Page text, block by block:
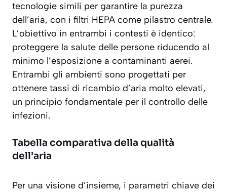
tecnologie simili per garantire la purezza
dell’aria, con i filtri HEPA come pilastro centrale.
L’obiettivo in entrambi i contesti è identico:
proteggere la salute delle persone riducendo al
minimo l’esposizione a contaminanti aerei.
Entrambi gli ambienti sono progettati per
ottenere tassi di ricambio d’aria molto elevati,
un principio fondamentale per il controllo delle
infezioni.
Tabella comparativa della qualità
dell’aria
Per una visione d’insieme, i parametri chiave dei